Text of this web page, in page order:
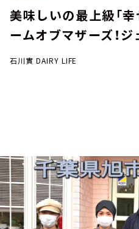
お知らせ
イベント・グッズ
YouTube
会社情報
美味しいの最上級「
ームオブマザーズ！
石川實 DAIRY LIFE